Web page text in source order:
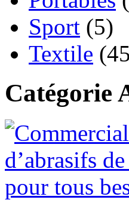
Sport (5)
Textile
Catégorie